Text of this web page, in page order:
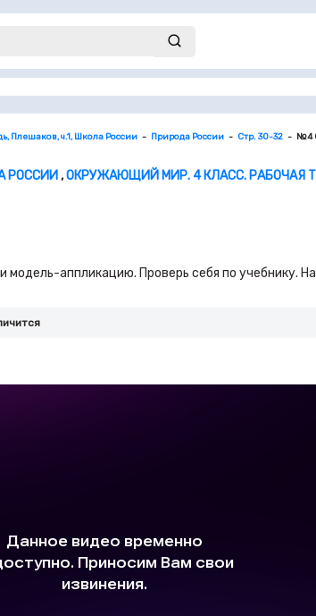
Плешаков, ч.1, Школа России Природа России Стр. 30-32 №4
РОССИИ,ОКРУЖАЮЩИЙ МИР. 4 КЛАСС. РАБОЧАЯ
аппликацию. Проверь себя по учебнику.